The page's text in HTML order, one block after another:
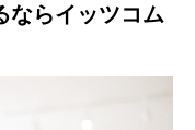
ならイッツコム